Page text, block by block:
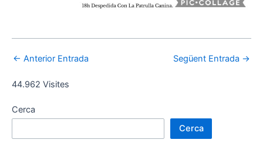
Navegació
← Anterior Entrada Següent Entrada →
44.962 Visites
Cerca
Cerca